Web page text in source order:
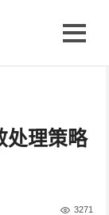
处理策略
3271